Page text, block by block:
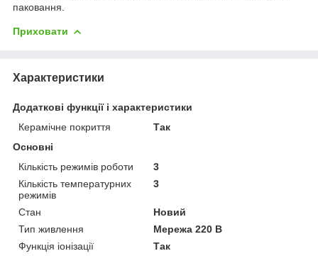
паковання.
Приховати
Характеристики
Додаткові функції і характеристики
Керамічне покриття
Так
Основні
Кількість режимів роботи
3
Кількість температурних
режимів
3
Стан
Новий
Тип живлення
Мережа 220 В
Функція іонізації
Так